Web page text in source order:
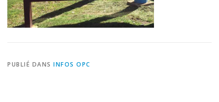
PUBLIÉ DANS INFOS OPC